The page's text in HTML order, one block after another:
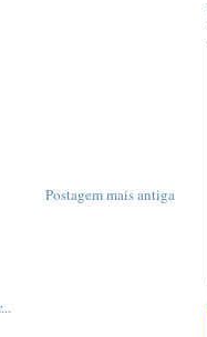
Postagem mais antiga